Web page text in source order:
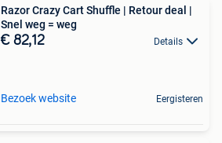
Razor Crazy Cart Shuffle | Retour deal |
Snel weg = weg
€ 82,12 Details
Bezoek website Eergisteren